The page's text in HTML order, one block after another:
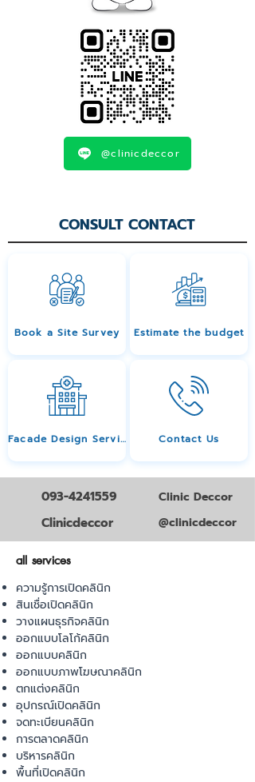
@clinicdeccor
CONSULT CONTACT
Book a Site Survey Estimate the budget
Facade Design Service Contact Us
093-4241559
Clinicdeccor
Clinic Deccor
@clinicdeccor
all services
ความรู้การเปิดคลินิก
สินเชื่อเปิดคลินิก
วางแผนธุรกิจคลินิก
ออกแบบโลโก้คลินิก
ออกแบบคลินิก
ออกแบบภาพโฆษณาคลินิก
ตกแต่งคลินิก
อุปกรณ์เปิดคลินิก
จดทะเบียนคลินิก
การตลาดคลินิก
บริหารคลินิก
พื้นที่เปิดคลินิก